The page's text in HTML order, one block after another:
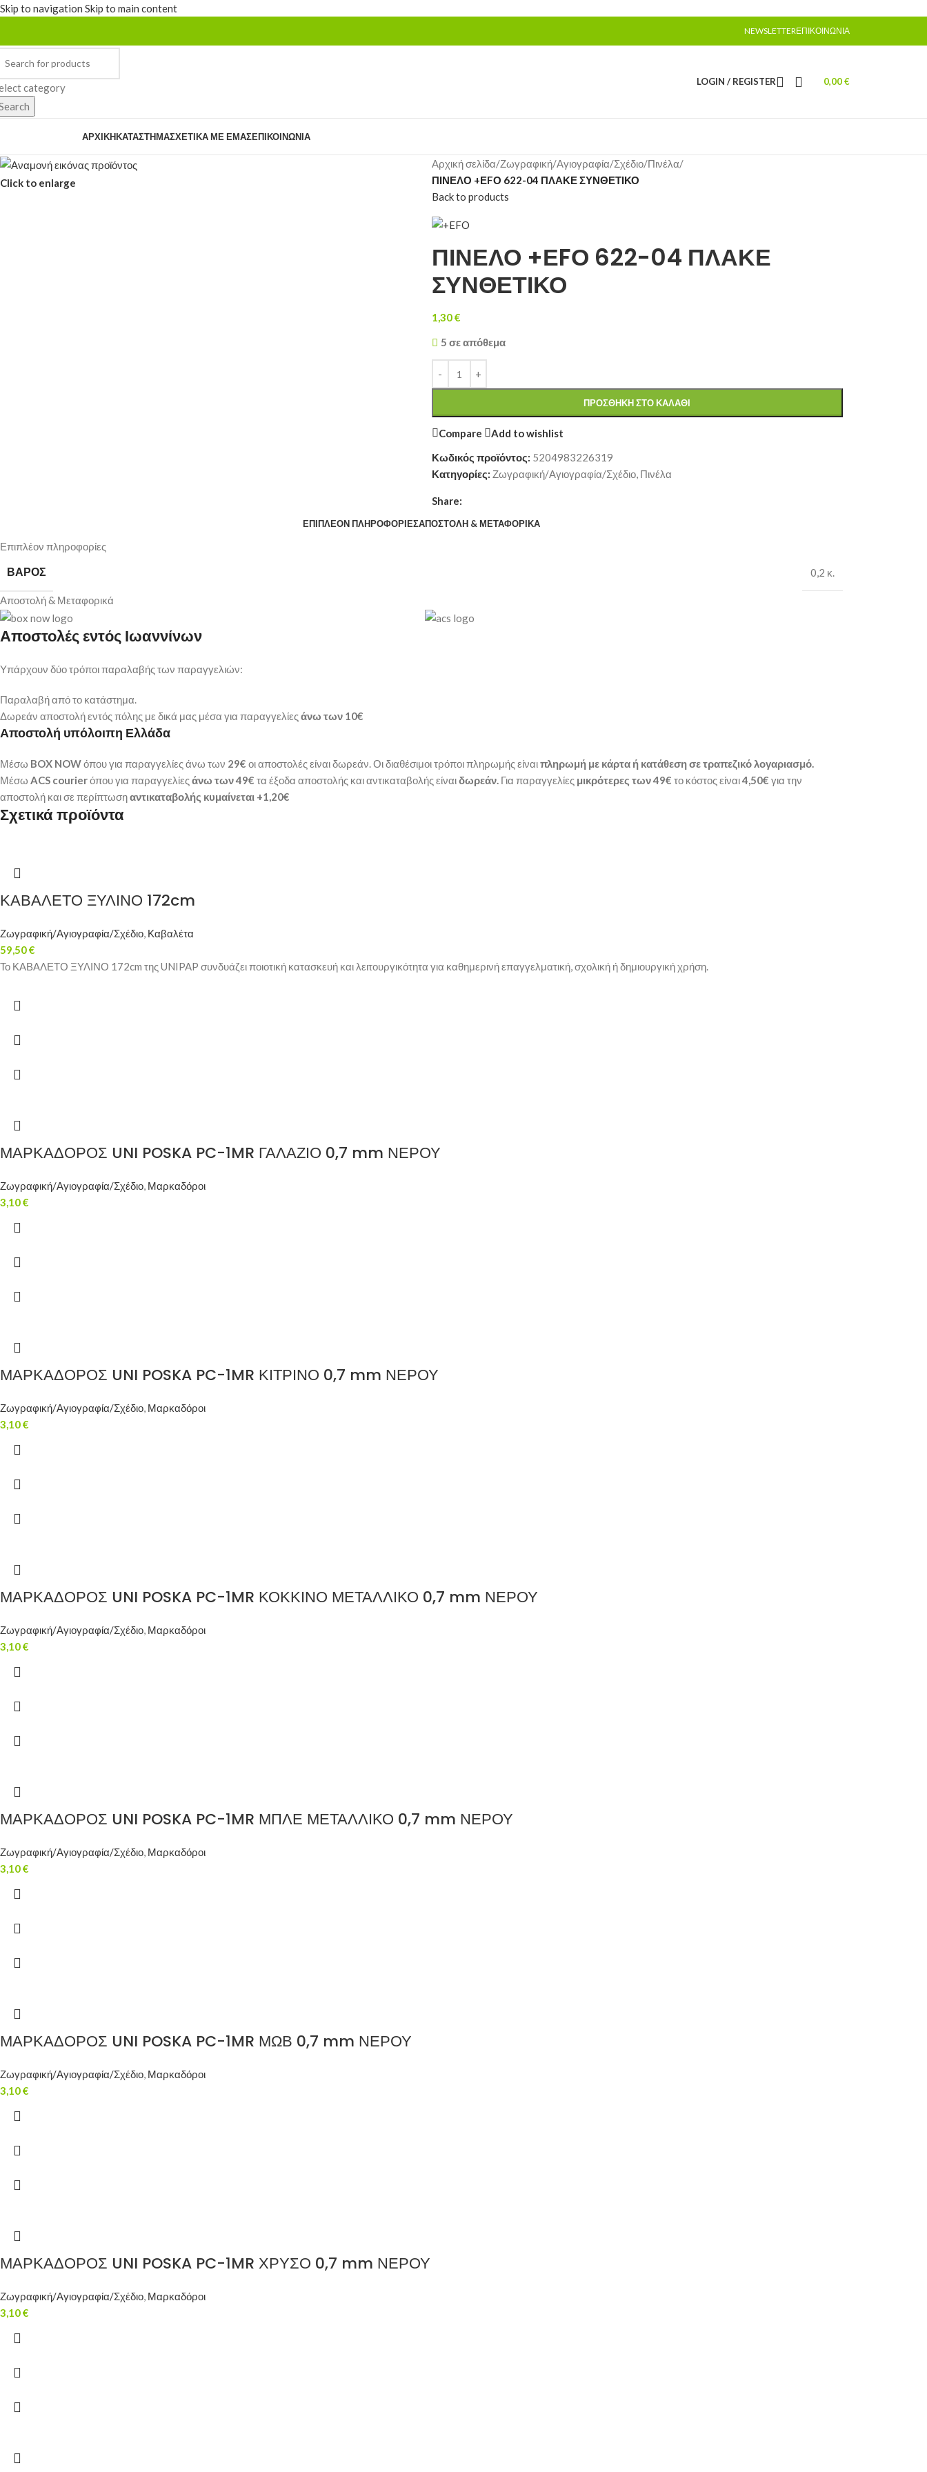
Skip to navigation Skip to main content
NEWSLETTERΕΠΙΚΟΙΝΩΝΊΑ
category
LOGIN / REGISTER 0,00€
ΑΡΧΙΚΉΚΑΤΆΣΤΗΜΑΣΧΕΤΙΚΆ ΜΕ ΕΜΆΣΕΠΙΚΟΙΝΩΝΊΑ
Click to enlarge
Αρχική σελίδα/Ζωγραφική/Αγιογραφία/Σχέδιο/Πινέλα/
ΠΙΝΕΛΟ +ΕFΟ 622-04 ΠΛΑΚΕ ΣΥΝΘΕΤΙΚΟ
Back to products
ΠΙΝΕΛΟ +ΕFΟ 622-04 ΠΛΑΚΕ
ΣΥΝΘΕΤΙΚΟ
1,30€
5 σε απόθεμα
ΠΡΟΣΘΉΚΗ ΣΤΟ ΚΑΛΆΘΙ
Compare
Add to wishlist
Κωδικός προϊόντος: 5204983226319
Κατηγορίες: Ζωγραφική/Αγιογραφία/Σχέδιο, Πινέλα
Share:
ΕΠΙΠΛΈΟΝ ΠΛΗΡΟΦΟΡΊΕΣΑΠΟΣΤΟΛΉ & ΜΕΤΑΦΟΡΙΚΆ
Επιπλέον πληροφορίες
ΒΆΡΟΣ 0,2 κ.
Αποστολή & Μεταφορικά
Αποστολές εντός Ιωαννίνων
Υπάρχουν δύο τρόποι παραλαβής των παραγγελιών:
Παραλαβή από το κατάστημα.
Δωρεάν αποστολή εντός πόλης με δικά μας μέσα για παραγγελίεςάνω των 10€
Αποστολή υπόλοιπη Ελλάδα
Μέσω BOX NOWόπου για παραγγελίες άνω των 29€ οι αποστολές είναι δωρεάν. Οι διαθέσιμοι τρόποι πληρωμής είναιπληρωμή με κάρτα ή κατάθεση σε τραπεζικό λογαριασμό.
Μέσω ACS courierόπου για παραγγελίεςάνω των 49€ τα έξοδα αποστολής και αντικαταβολής είναιδωρεάν. Για παραγγελίες μικρότερες των 49€ το κόστος είναι4,50€ για την
αποστολή και σε περίπτωσηαντικαταβολής κυμαίνεται +1,20€
Σχετικά προϊόντα
ΚΑΒΑΛΕΤΟ ΞΥΛΙΝΟ 172cm
Ζωγραφική/Αγιογραφία/Σχέδιο, Καβαλέτα
59,50€
Το ΚΑΒΑΛΕΤΟ ΞΥΛΙΝΟ 172cm της UNIPAP συνδυάζει ποιοτική κατασκευή και λειτουργικότητα για καθημερινή επαγγελματική, σχολική ή δημιουργική χρήση.
ΜΑΡΚΑΔΟΡΟΣ UNI POSKA PC-1MR ΓΑΛΑΖΙΟ 0,7 mm ΝΕΡΟΥ
Ζωγραφική/Αγιογραφία/Σχέδιο, Μαρκαδόροι
3,10€
ΜΑΡΚΑΔΟΡΟΣ UNI POSKA PC-1MR ΚΙΤΡΙΝΟ 0,7 mm ΝΕΡΟΥ
Ζωγραφική/Αγιογραφία/Σχέδιο, Μαρκαδόροι
3,10€
ΜΑΡΚΑΔΟΡΟΣ UNI POSKA PC-1MR ΚΟΚΚΙΝΟ ΜΕΤΑΛΛΙΚΟ 0,7 mm ΝΕΡΟΥ
Ζωγραφική/Αγιογραφία/Σχέδιο, Μαρκαδόροι
3,10€
ΜΑΡΚΑΔΟΡΟΣ UNI POSKA PC-1MR ΜΠΛΕ ΜΕΤΑΛΛΙΚΟ 0,7 mm ΝΕΡΟΥ
Ζωγραφική/Αγιογραφία/Σχέδιο, Μαρκαδόροι
3,10€
ΜΑΡΚΑΔΟΡΟΣ UNI POSKA PC-1MR ΜΩΒ 0,7 mm ΝΕΡΟΥ
Ζωγραφική/Αγιογραφία/Σχέδιο, Μαρκαδόροι
3,10€
ΜΑΡΚΑΔΟΡΟΣ UNI POSKA PC-1MR ΧΡΥΣΟ 0,7 mm ΝΕΡΟΥ
Ζωγραφική/Αγιογραφία/Σχέδιο, Μαρκαδόροι
3,10€